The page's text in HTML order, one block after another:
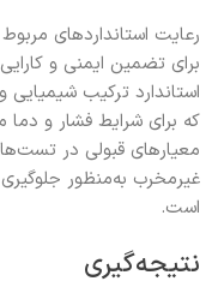
رعایت استانداردهای
برای تضمین ایمنی و
استاندارد ترکیب
که برای شرایط فشار و دما
معیارهای قبولی در
غیرمخرب به‌منظور
است.
نتیجه‌گیری